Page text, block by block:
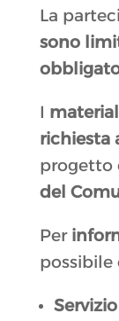
La
sono
I
richiesta
progetto
del
Per
possibile